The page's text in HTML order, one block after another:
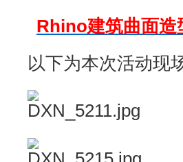
Rhino建筑曲面
以下为本次活动现